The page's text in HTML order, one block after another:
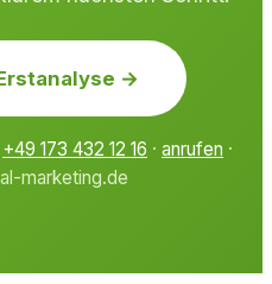
→
+49 173 432 12 16 · anrufen ·
marketing.de